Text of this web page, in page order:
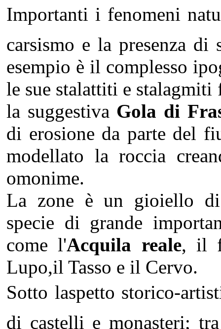
Importanti i fenomeni
carsismo e la presenza
esempio è il complesso
le sue stalattiti e
la suggestiva Gola di
di erosione da parte del
modellato la roccia
omonime.
La zone è un gioiello
specie di grande
come l'Acquila reale, il
Lupo,il Tasso e il Cervo.
Sotto laspetto storico-
di castelli e monasteri;